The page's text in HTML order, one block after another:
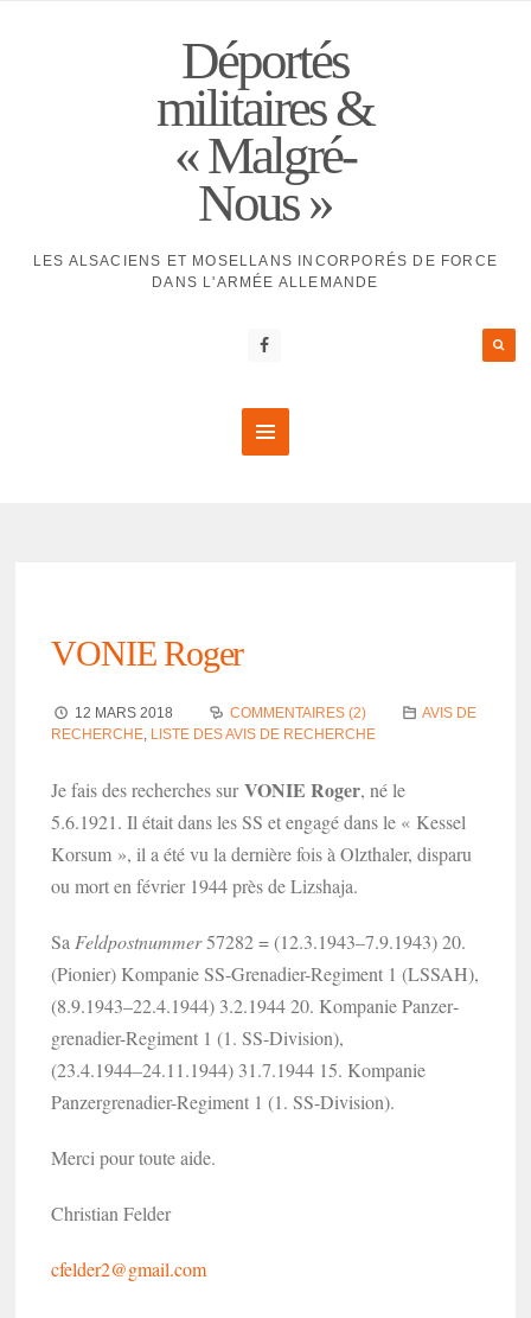
Déportés
militaires &
« Malgré-
Nous »
LES ALSACIENS ET MOSELLANS INCORPORÉS DE FORCE
DANS L'ARMÉE ALLEMANDE
VONIE Roger
12 MARS 2018 COMMENTAIRES (2)
AVIS DE
RECHERCHE, LISTE DES AVIS DE RECHERCHE
Je fais des recherches surVONIE Roger, né le
5.6.1921. Il était dans les SS et engagé dans le « Kessel
Korsum », il a été vu la dernière fois à Olztha­ler, disparu
ou mort en février 1944 près de Lizshaja.
Sa Feld­post­num­mer57282 = (12.3.1943–7.9.1943) 20.
(Pionier) Kompa­nie SS-Grena­dier-Regi­ment 1 (LSSAH),
(8.9.1943–22.4.1944) 3.2.1944 20. Kompa­nie Panzer­
gre­na­dier-Regi­ment 1 (1. SS-Divi­sion),
(23.4.1944–24.11.1944) 31.7.1944 15. Kompa­nie
Panzer­gre­na­dier-Regi­ment 1 (1. SS-Divi­sion).
Merci pour toute aide.
Chris­tian Felder
cfel­der2@g­mail.com